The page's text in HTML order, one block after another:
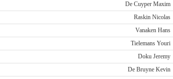
De Cuyper Maxim
Raskin Nicolas
Vanaken Hans
Tielemans Youri
Doku Jeremy
De Bruyne Kevin